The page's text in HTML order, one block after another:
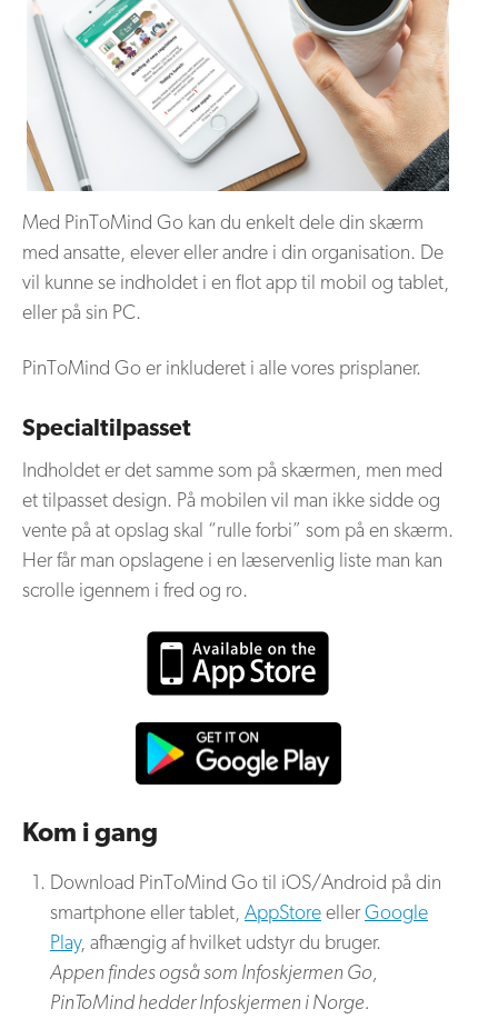
Med PinToMind Go kan du enkelt dele din skærm
med ansatte, elever eller andre i din organisation. De
vil kunne se indholdet i en flot app til mobil og tablet,
eller på sin PC.
PinToMind Go er inkluderet i alle vores prisplaner.
Specialtilpasset
Indholdet er det samme som på skærmen, men med
et tilpasset design. På mobilen vil man ikke sidde og
vente på at opslag skal “rulle forbi” som på en skærm.
Her får man opslagene i en læservenlig liste man kan
scrolle igennem i fred og ro.
Kom i gang
Download PinToMind Go til iOS/Android på din
smartphone eller tablet, AppStoreellerGoogle
Play, afhængig af hvilket udstyr du bruger.
Appen findes også som Infoskjermen Go,
PinToMind hedder Infoskjermen i Norge.